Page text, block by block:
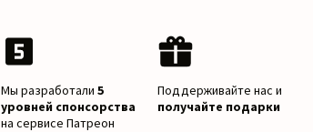
Мы разработали 5
уровней спонсорства
на сервисе Патреон
Поддерживайте нас и
получайте подарки